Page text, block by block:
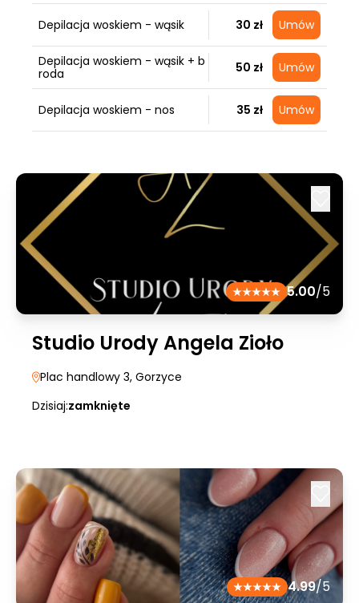
Depilacja woskiem - wąsik 30 zł Umów
Depilacja woskiem - wąsik + b
roda
50 zł Umów
Depilacja woskiem - nos 35 zł Umów
5.00/5
Studio Urody Angela Zioło
Plac handlowy 3, Gorzyce
Dzisiaj:zamknięte
4.99/5